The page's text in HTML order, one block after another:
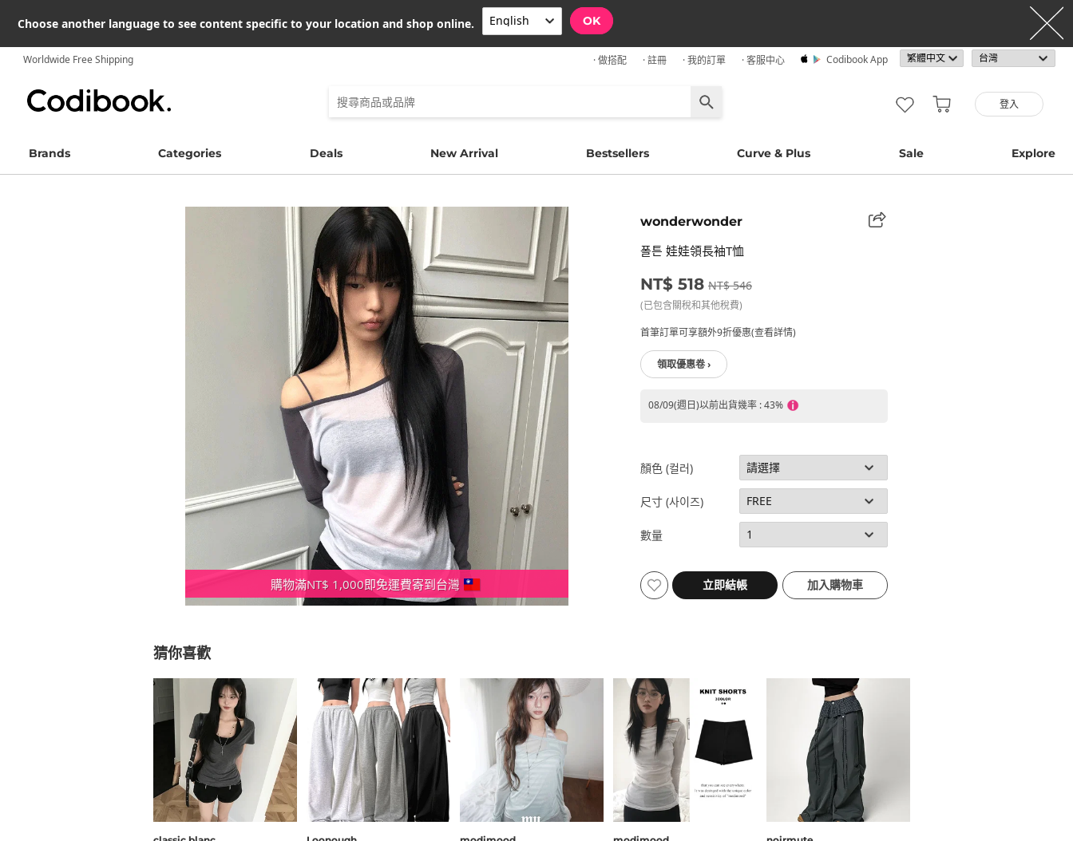
Choose another language to see content specific to your location and shop online. OK
Worldwide Free Shipping · 做搭配 · 註冊 · 我的訂單 · 客服中心 Codibook App
登入
Brands Categories Deals New Arrival Bestsellers Curve & Plus Sale Explore
購物滿NT$ 1,000即免運費寄到台灣
wonderwonder
폴튼 娃娃領長袖T恤
NT$ 518 NT$ 546
(已包含關稅和其他稅費)
首筆訂單可享額外9折優惠(查看詳情)
領取優惠卷 ›
08/09(週日)以前出貨幾率 : 43%
顏色 (컬러)
尺寸 (사이즈)
數量
猜你喜歡